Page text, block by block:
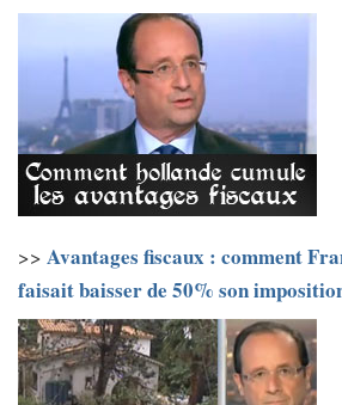
>> Avantages fiscaux : comment
faisait baisser de 50% son